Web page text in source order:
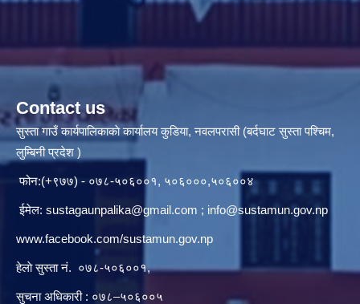
Contact us
सुस्ता गाउँ कार्यपालिकाकाे कार्यालय कुडिया, नवलपरासी (बर्दघाट सुस्ता पश्चिम,
लुम्बिनी प्रदेश )
फोन:(+९७७) - ०७८-५०६००१, ५०६०००,५०६००४
ईमेल: sustagaunpalika@gmail.com ; info@sustamun.gov.np
www.facebook.com/sustamun.gov.np
हेलाे सुस्ता नं. ०७८-५०६००१,
सुचना अधिकारी : ०७८–५०६००५